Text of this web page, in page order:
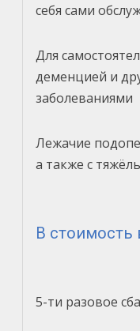
себя сами
Для
деменцией и
заболеваниями
Лежачие
а также с
В стоимость
5-ти разовое